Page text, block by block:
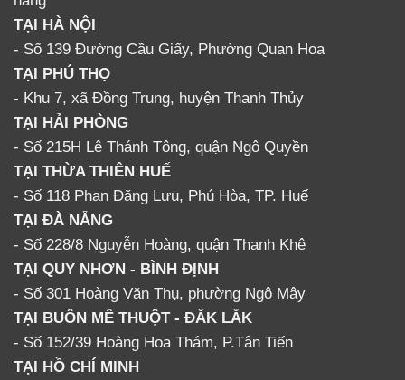
TẠI HÀ NỘI
- Số 139 Đường Cầu Giấy, Phường Quan Hoa
TẠI PHÚ THỌ
- Khu 7, xã Đồng Trung, huyện Thanh Thủy
TẠI HẢI PHÒNG
- Số 215H Lê Thánh Tông, quận Ngô Quyền
TẠI THỪA THIÊN HUẾ
- Số 118 Phan Đăng Lưu, Phú Hòa, TP. Huế
TẠI ĐÀ NẴNG
- Số 228/8 Nguyễn Hoàng, quận Thanh Khê
TẠI QUY NHƠN - BÌNH ĐỊNH
- Số 301 Hoàng Văn Thụ, phường Ngô Mây
TẠI BUÔN MÊ THUỘT - ĐẮK LẮK
- Số 152/39 Hoàng Hoa Thám, P.Tân Tiến
TẠI HỒ CHÍ MINH